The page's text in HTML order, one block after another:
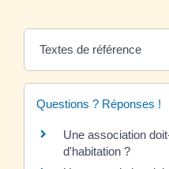
Textes de référence
Questions ? Réponses !
Une association
d'habitation ?